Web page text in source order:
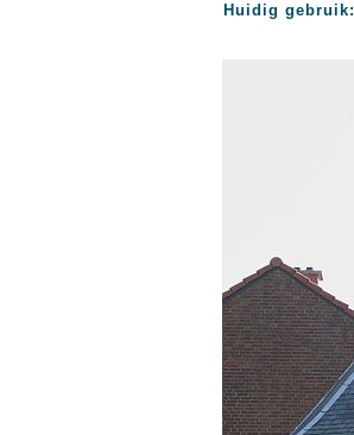
Huidig gebruik: